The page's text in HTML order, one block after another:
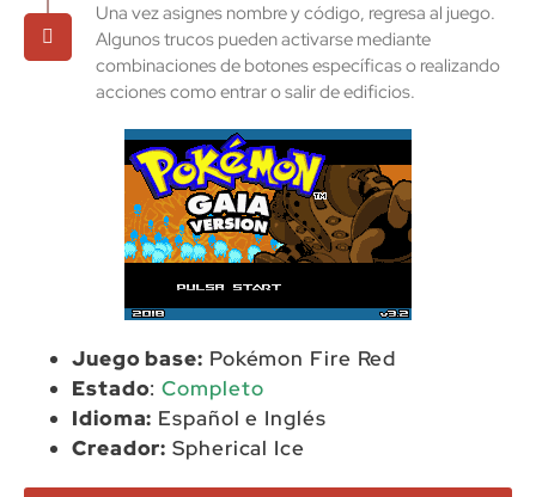
Una vez asignes nombre y código, regresa al juego.
Algunos trucos pueden activarse mediante
combinaciones de botones específicas o realizando
acciones como entrar o salir de edificios.
Juego base: Pokémon Fire Red
Estado:Completo
Idioma: Español e Inglés
Creador: Spherical Ice